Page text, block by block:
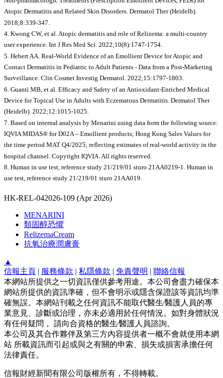
Atopic Dermatitis and Related Skin Disorders. Dermatol Ther (Heidelb).
2018;8:339-347.
4. Kwong CW, et al. Atopic dermatitis and role of Relizema: a multi-country
user experience. Int J Res Med Sci. 2022;10(8):1747-1754.
5. Hebert AA. Real-World Evidence of an Emollient Device for Atopic and
Contact Dermatitis in Pediatric to Adult Patients - Data from a Post-Marketing
Surveillance. Clin Cosmet Investig Dermatol. 2022;15:1797-1803.
6. Guanti MB, et al. Efficacy and Safety of an Antioxidant-Enriched Medical
Device for Topical Use in Adults with Eczematous Dermatitis. Dermatol Ther
(Heidelb). 2022;12:1015-1025.
7. Based on internal analysis by Menarini using data form the following source:
IQVIA MIDAS® for D02A – Emollient products; Hong Kong Sales Values for
the time period MAT Q4/2025; reflecting estimates of real-world activity in the
hospital channel. Copyright IQVIA. All rights reserved.
8. Human in use test, reference study 21/219/01 sturo 21AA0219-1. Human in
use test, reference study 21/219/01 sturo 21AA019.
HK-REL-042026-109 (Apr 2026)
MENARINI
類固醇恐懼
RelizemaCream
抗氧治療潤膚膏
▲
信報主頁 | 服務條款 | 私隱條款 | 免責聲明 | 聯絡信報
本網站所提供之一切資訊僅供參考用途。本公司會盡力確保本
網站所提供的資訊準確，但不會明示或隱含保證該等資訊均準
確無誤。本網站刊載之任何資訊不能取代醫生∕醫護人員的專
業意見、診斷或治理，亦未必適用於任何情況。如對身體狀況
有任何疑問， 請向合資格的醫生∕醫護人員諮詢。
本公司及其合作夥伴及第三方內容提供者一概不會就使用本網
站 所載資訊而引起或與之有關的申索、損失或損害承擔任何
法律責任。
信報財經新聞有限公司版權所有，不得轉載。